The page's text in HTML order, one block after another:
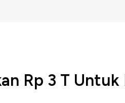
Rp 3 T